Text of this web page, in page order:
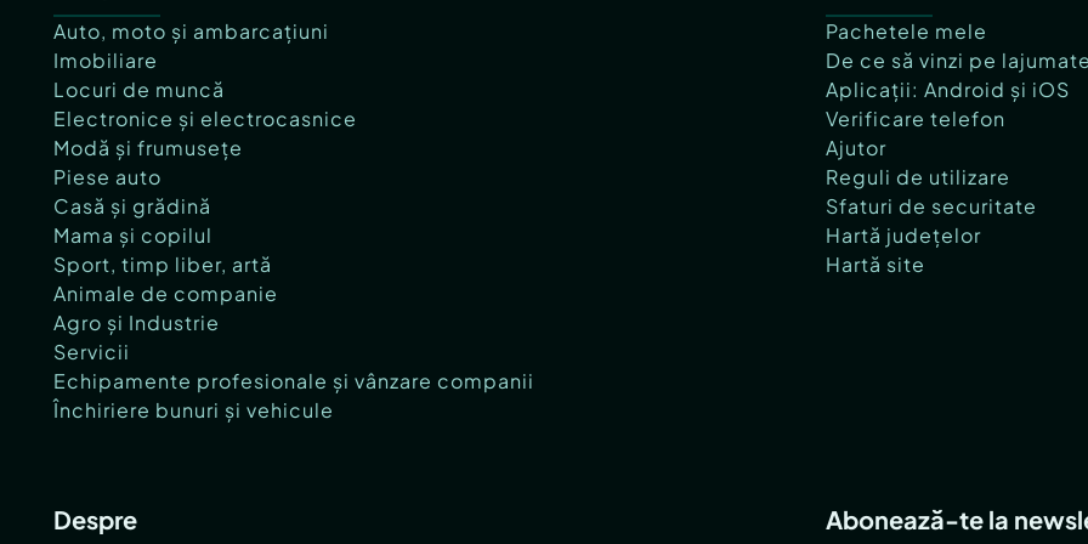
Auto, moto și ambarcațiuni
Imobiliare
Locuri de muncă
Electronice și electrocasnice
Modă și frumusețe
Piese auto
Casă și grădină
Mama și copilul
Sport, timp liber, artă
Animale de companie
Agro și Industrie
Servicii
Echipamente profesionale și vânzare companii
Închiriere bunuri și vehicule
Pachetele mele
De ce să vinzi pe
Aplicații: Android și iOS
Verificare telefon
Ajutor
Reguli de utilizare
Sfaturi de securitate
Hartă județelor
Hartă site
Despre Abonează-te la